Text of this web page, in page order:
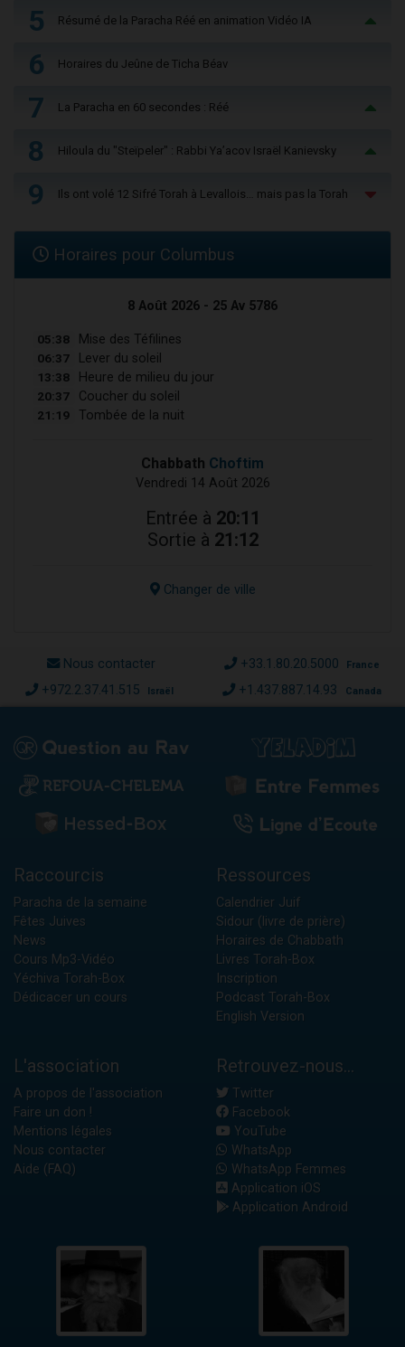
5 Résumé de la Paracha Réé en animation Vidéo IA
6 Horaires du Jeûne de Ticha Béav
7 La Paracha en 60 secondes : Réé
8 Hiloula du "Steïpeler" : Rabbi Ya’acov Israël Kanievsky
9 Ils ont volé 12 Sifré Torah à Levallois… mais pas la Torah
Horaires pour Columbus
8 Août 2026 - 25 Av 5786
05:38 Mise des Téfilines
06:37 Lever du soleil
13:38 Heure de milieu du jour
20:37 Coucher du soleil
21:19 Tombée de la nuit
Chabbath Choftim
Vendredi 14 Août 2026
Entrée à 20:11
Sortie à 21:12
Changer de ville
Nous contacter +33.1.80.20.5000 France
+972.2.37.41.515 Israël +1.437.887.14.93 Canada
Raccourcis
Paracha de la semaine
Fêtes Juives
News
Cours Mp3-Vidéo
Yéchiva Torah-Box
Dédicacer un cours
Ressources
Calendrier Juif
Sidour (livre de prière)
Horaires de Chabbath
Livres Torah-Box
Inscription
Podcast Torah-Box
English Version
L'association
A propos de l'association
Faire un don !
Mentions légales
Nous contacter
Aide (FAQ)
Retrouvez-nous...
Twitter
Facebook
YouTube
WhatsApp
WhatsApp Femmes
Application iOS
Application Android